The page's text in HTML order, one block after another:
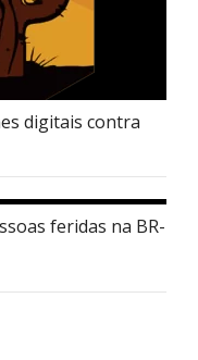
digitais contra
feridas na BR-